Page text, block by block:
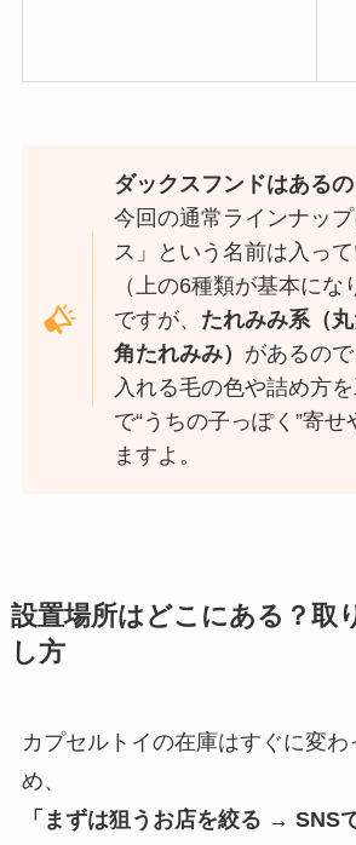
ダックスフンドはあるの
今回の通常ラインナッ
ス」という名前は入っ
（上の6種類が基本にな
ですが、 たれみみ系（
角たれみみ） があるので
入れる毛の色や詰め方
で“うちの子っぽく”寄
ますよ。
設置場所はどこにある？取
し方
カプセルトイの在庫はすぐに変わ
め、
「まずは狙うお店を絞る → SNS